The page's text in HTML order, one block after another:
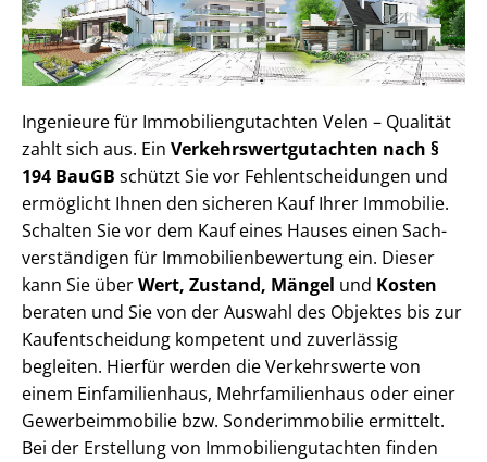
Ingenieure für Im­mo­bi­li­en­gut­ach­ten Velen – Qualität
zahlt sich aus. Ein Ver­kehrs­wert­gut­ach­ten nach §
194 BauGB schützt Sie vor Fehl­ent­schei­dun­gen und
ermöglicht Ihnen den sicheren Kauf Ihrer Immobilie.
Schalten Sie vor dem Kauf eines Hauses einen Sach­
ver­stän­di­gen für Im­mo­bi­li­en­be­wer­tung ein. Dieser
kann Sie überWert, Zustand, Mängel und Kosten
beraten und Sie von der Auswahl des Objektes bis zur
Kauf­ent­schei­dung kompetent und zuverlässig
begleiten. Hierfür werden die Verkehrswerte von
einem Einfamilienhaus, Mehr­fa­mi­li­en­haus oder einer
Ge­wer­be­im­mo­bi­lie bzw. Sonderimmobilie ermittelt.
Bei der Erstellung von Im­mo­bi­li­en­gut­ach­ten finden